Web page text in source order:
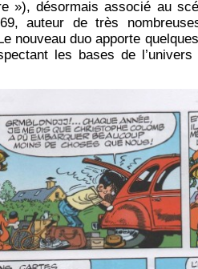
»), désormais associé au
auteur de très
nouveau duo apporte
les bases de